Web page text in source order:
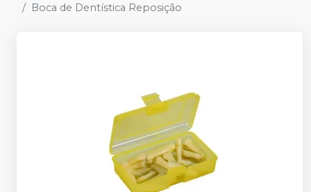
Boca de Dentística Reposição